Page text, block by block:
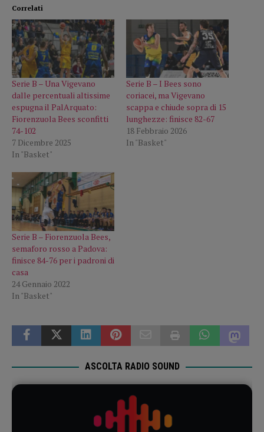
Correlati
Serie B – Una Vigevano
dalle percentuali altissime
espugna il PalArquato:
Fiorenzuola Bees sconfitti
74-102
7 Dicembre 2025
In "Basket"
Serie B – I Bees sono
coriacei, ma Vigevano
scappa e chiude sopra di 15
lunghezze: finisce 82-67
18 Febbraio 2026
In "Basket"
Serie B – Fiorenzuola Bees,
semaforo rosso a Padova:
finisce 84-76 per i padroni di
casa
24 Gennaio 2022
In "Basket"
ASCOLTA RADIO SOUND